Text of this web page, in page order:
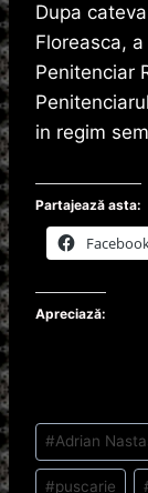
Dupa
Floreasca,
Penitenciar
in regim
Partajează asta:
Apreciază:
Post
Tags:
#Adrian
#puscarie